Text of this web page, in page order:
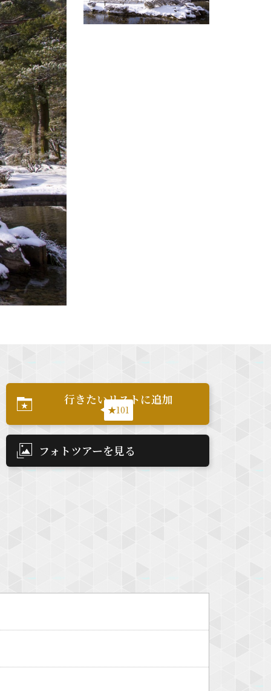
行きたいリストに追加
★101
フォトツアーを見る